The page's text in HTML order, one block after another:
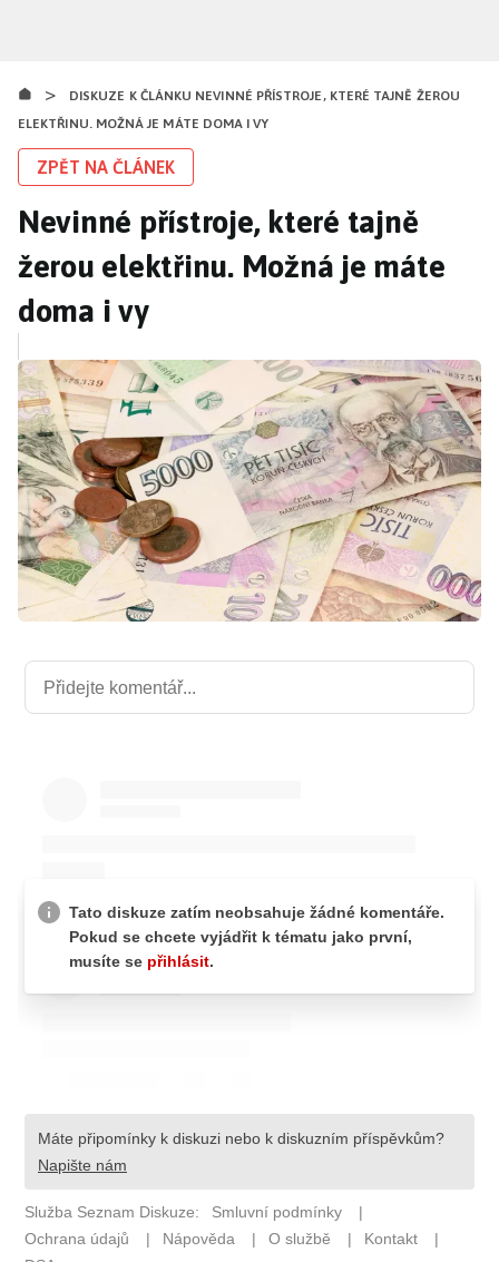
obsahu
>
DISKUZE K ČLÁNKU NEVINNÉ PŘÍSTROJE, KTERÉ TAJNĚ ŽEROU
ELEKTŘINU. MOŽNÁ JE MÁTE DOMA I VY
ZPĚT NA ČLÁNEK
Nevinné přístroje, které tajně
žerou elektřinu. Možná je máte
doma i vy